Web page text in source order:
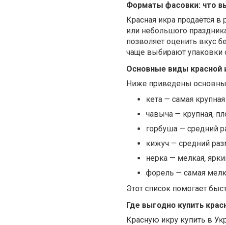
Форматы фасовки: что
Красная икра продаётся
или небольшого
позволяет оценить вкус
чаще выбирают
Основные виды красной
Ниже приведены
кета — самая
чавыча — крупная,
горбуша — средний
кижуч — средний
нерка — мелкая,
форель — самая
Этот список помогает
Где выгодно купить
Красную икру купить в